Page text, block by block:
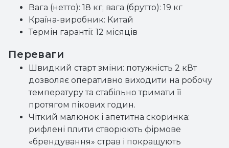
Вага (нетто): 18 кг; вага (брутто): 19 кг
Країна-виробник: Китай
Термін гарантії: 12 місяців
Переваги
Швидкий старт зміни: потужність 2 кВт
дозволяє оперативно виходити на робочу
температуру та стабільно тримати її
протягом пікових годин.
Чіткий малюнок і апетитна скоринка:
рифлені плити створюють фірмове
«брендування» страв і покращують